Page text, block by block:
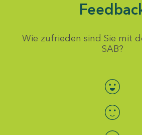
Wie zufrieden sind Sie mit
SAB?